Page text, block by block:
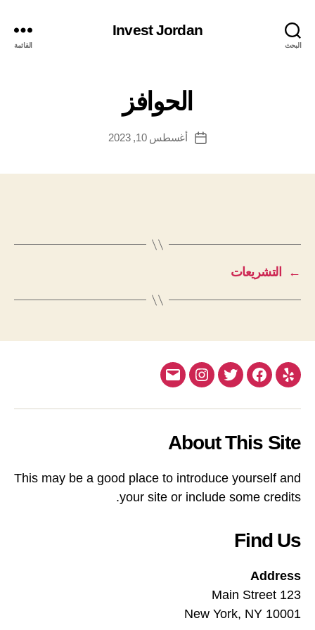
البحث
Invest Jordan
القائمة
الحوافز
تاريخأغسطس 10, 2023
← التشريعات
Yelp
Facebook
Twitter
Instagram
Email
About This Site
This may be a good place to introduce yourself and
your site or include some credits.
Find Us
Address
123 Main Street
New York, NY 10001